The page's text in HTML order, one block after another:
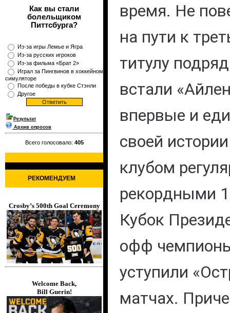
Как вы стали
болельщиком
Питтсбурга?
Из-за игры Лемье и Ягра
Из-за русских игроков
Из-за фильма «Брат 2»
Играл за Пингвинов в хоккейном
симуляторе
После победы в кубке Стэнли
Другое
Результат
Архив опросов
Всего голосовало: 405
РЕКОМЕНДУЕМ
Crosby’s 500th Goal Ceremony
Welcome Back,
Bill Guerin!
время. Не
на пути к
титулу
встали
впервые и
своей
клубом
рекордными
Кубок
офф
уступили
матчах.